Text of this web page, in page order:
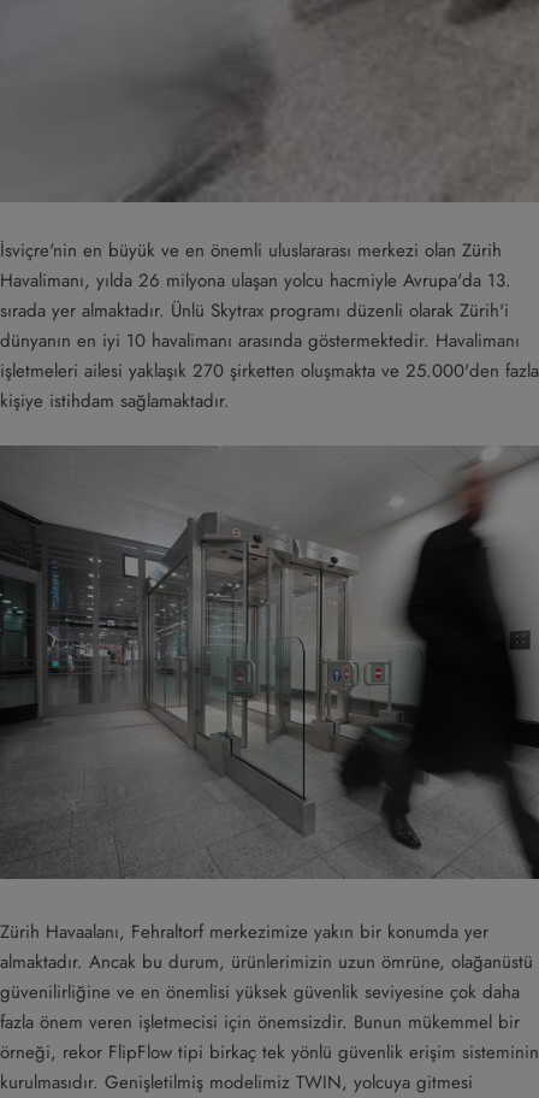
İsviçre'nin en büyük ve en önemli uluslararası merkezi olan Zürih
Havalimanı, yılda 26 milyona ulaşan yolcu hacmiyle Avrupa'da 13.
sırada yer almaktadır. Ünlü Skytrax programı düzenli olarak Zürih'i
dünyanın en iyi 10 havalimanı arasında göstermektedir. Havalimanı
işletmeleri ailesi yaklaşık 270 şirketten oluşmakta ve 25.000'den fazla
kişiye istihdam sağlamaktadır.
Zürih Havaalanı, Fehraltorf merkezimize yakın bir konumda yer
almaktadır. Ancak bu durum, ürünlerimizin uzun ömrüne, olağanüstü
güvenilirliğine ve en önemlisi yüksek güvenlik seviyesine çok daha
fazla önem veren işletmecisi için önemsizdir. Bunun mükemmel bir
örneği, rekor FlipFlow tipi birkaç tek yönlü güvenlik erişim sisteminin
kurulmasıdır. Genişletilmiş modelimiz TWIN, yolcuya gitmesi